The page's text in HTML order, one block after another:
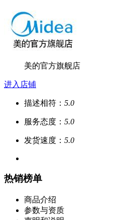
美的官方旗舰店
进入店铺
描述相符： 5.0
服务态度： 5.0
发货速度： 5.0
热销榜单
商品介绍
参数与资质